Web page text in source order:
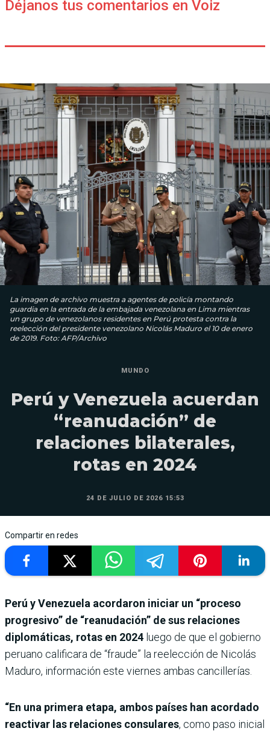
Déjanos tus comentarios en Voiz
La imagen de archivo muestra a agentes de policía montando
guardia en la entrada de la embajada venezolana en Lima mientras
un grupo de venezolanos residentes en Perú protesta contra la
reelección del presidente venezolano Nicolás Maduro el 10 de enero
de 2019. Foto: AFP/Archivo
MUNDO
Perú y Venezuela acuerdan
“reanudación” de
relaciones bilaterales,
rotas en 2024
24 DE JULIO DE 2026 15:53
Compartir en redes
Perú y Venezuela acordaron iniciar un “proceso
progresivo” de “reanudación” de sus relaciones
diplomáticas, rotas en 2024 luego de que el gobierno
peruano calificara de “fraude” la reelección de Nicolás
Maduro, información este viernes ambas cancillerías.
“En una primera etapa, ambos países han acordado
reactivar las relaciones consulares, como paso inicial